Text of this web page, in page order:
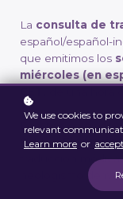
La consulta de
español/español-
que emitimos los
miércoles (en
El espacio se
Pablo, «El
traducción
neologismo
We use cookies to
relevant
Learn more or